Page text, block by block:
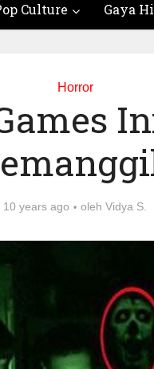
Culture Gaya
Horror
10 years ago oleh Vidya S.